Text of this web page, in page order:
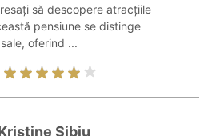
să descopere atracțiile
pensiune se distinge
oferind ...
Sibiu